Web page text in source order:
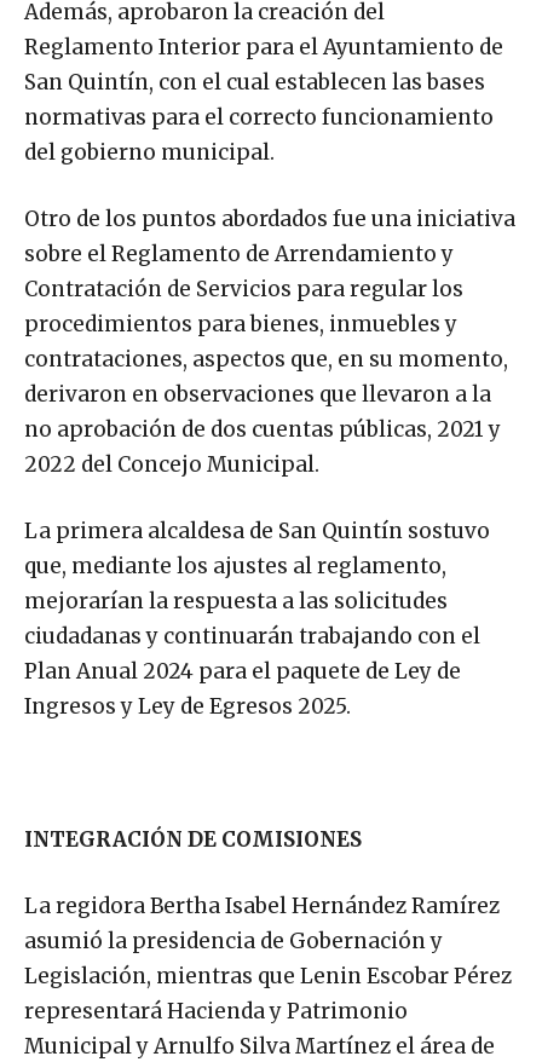
Además, aprobaron la creación del
Reglamento Interior para el Ayuntamiento de
San Quintín, con el cual establecen las bases
normativas para el correcto funcionamiento
del gobierno municipal.
Otro de los puntos abordados fue una iniciativa
sobre el Reglamento de Arrendamiento y
Contratación de Servicios para regular los
procedimientos para bienes, inmuebles y
contrataciones, aspectos que, en su momento,
derivaron en observaciones que llevaron a la
no aprobación de dos cuentas públicas, 2021 y
2022 del Concejo Municipal.
La primera alcaldesa de San Quintín sostuvo
que, mediante los ajustes al reglamento,
mejorarían la respuesta a las solicitudes
ciudadanas y continuarán trabajando con el
Plan Anual 2024 para el paquete de Ley de
Ingresos y Ley de Egresos 2025.
INTEGRACIÓN DE COMISIONES
La regidora Bertha Isabel Hernández Ramírez
asumió la presidencia de Gobernación y
Legislación, mientras que Lenin Escobar Pérez
representará Hacienda y Patrimonio
Municipal y Arnulfo Silva Martínez el área de